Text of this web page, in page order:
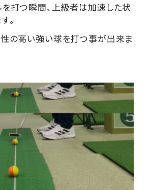
打つ瞬間、上級者は加速した状
。
の高い強い球を打つ事が出来ま